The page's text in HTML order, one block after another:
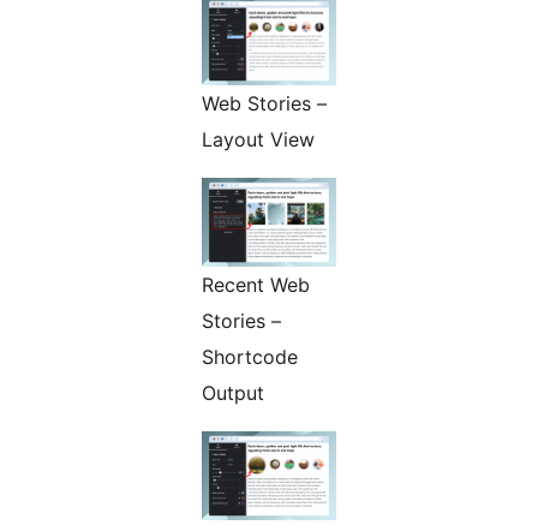
Web Stories –
Layout View
Recent Web
Stories –
Shortcode
Output